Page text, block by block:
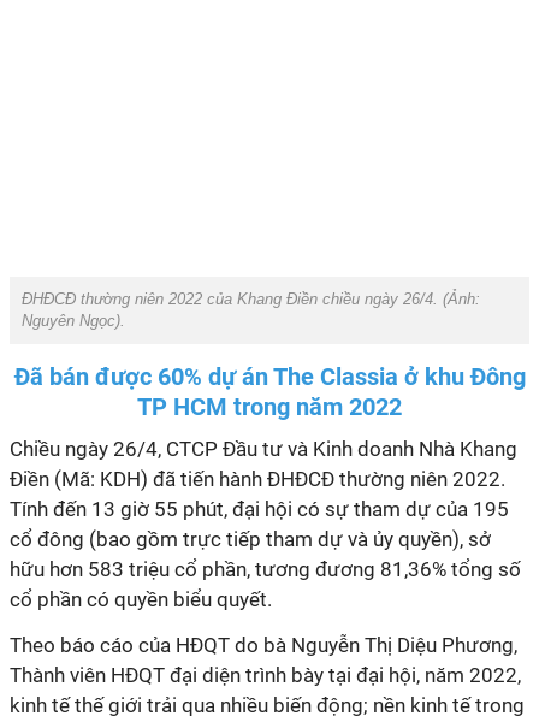
ĐHĐCĐ thường niên 2022 của Khang Điền chiều ngày 26/4. (Ảnh:
Nguyên Ngọc).
Đã bán được 60% dự án The Classia ở khu Đông
TP HCM trong năm 2022
Chiều ngày 26/4, CTCP Đầu tư và Kinh doanh Nhà Khang
Điền (Mã: KDH) đã tiến hành ĐHĐCĐ thường niên 2022.
Tính đến 13 giờ 55 phút, đại hội có sự tham dự của 195
cổ đông (bao gồm trực tiếp tham dự và ủy quyền), sở
hữu hơn 583 triệu cổ phần, tương đương 81,36% tổng số
cổ phần có quyền biểu quyết.
Theo báo cáo của HĐQT do bà Nguyễn Thị Diệu Phương,
Thành viên HĐQT đại diện trình bày tại đại hội, năm 2022,
kinh tế thế giới trải qua nhiều biến động; nền kinh tế trong